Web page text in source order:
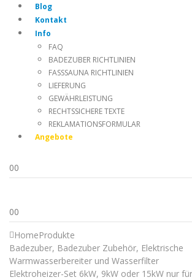
Blog
Kontakt
Info
FAQ
BADEZUBER RICHTLINIEN
FASSSAUNA RICHTLINIEN
LIEFERUNG
GEWÄHRLEISTUNG
RECHTSSICHERE TEXTE
REKLAMATIONSFORMULAR
Angebote
00
00
HomeProdukte
Badezuber, Badezuber Zubehör, Elektrische
Warmwasserbereiter und Wasserfilter
Elektroheizer-Set 6kW, 9kW oder 15kW nur